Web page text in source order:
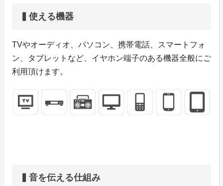
▍使える機器
TVやオーディオ、パソコン、携帯電話、スマートフォ
ン、タブレットなど、イヤホン端子のある機器全般にご
利用頂けます。
▍音を伝える仕組み